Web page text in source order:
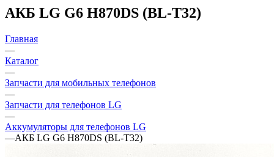
АКБ LG G6 H870DS (BL-T32)
Главная
—
Каталог
—
Запчасти для мобильных телефонов
—
Запчасти для телефонов LG
—
Аккумуляторы для телефонов LG
—АКБ LG G6 H870DS (BL-T32)